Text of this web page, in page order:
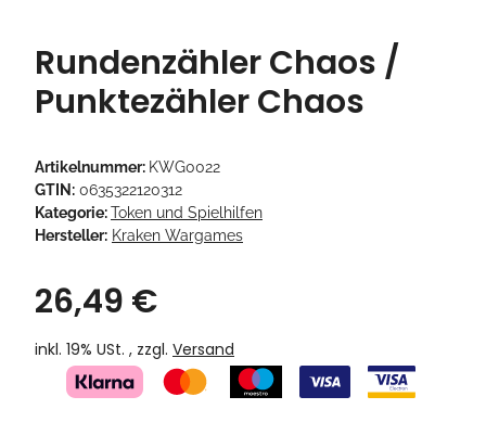
Rundenzähler Chaos /
Punktezähler Chaos
Artikelnummer: KWG0022
GTIN: 0635322120312
Kategorie:Token und Spielhilfen
Hersteller: Kraken Wargames
26,49 €
inkl. 19% USt. , zzgl. Versand